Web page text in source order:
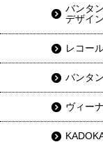
バンタ
デザイ
レコー
バンタ
ヴィー